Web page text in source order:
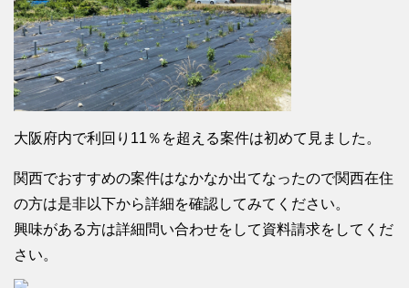
大阪府内で利回り11％を超える案件は初めて見ました。
関西でおすすめの案件はなかなか出てなったので関西在住
の方は是非以下から詳細を確認してみてください。
興味がある方は詳細問い合わせをして資料請求をしてくだ
さい。